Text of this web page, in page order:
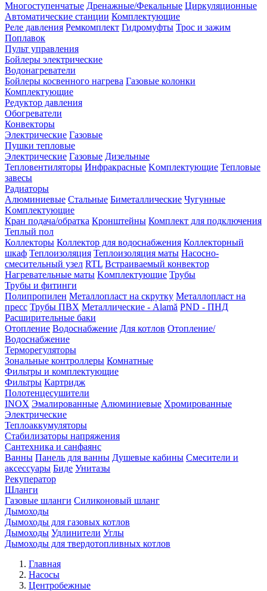
Многоступенчатые Дренажные/Фекальные Циркуляционные
Автоматические станции Комплектующие
Реле давления Ремкомплект Гидромуфты Трос и зажим
Поплавок
Пульт управления
Бойлеры электрические
Водонагреватели
Бойлеры косвенного нагрева Газовые колонки
Комплектующие
Редуктор давления
Обогреватели
Конвекторы
Электрические Газовые
Пушки тепловые
Электрические Газовые Дизельные
Тепловентиляторы Инфракрасные Kомплектующие Тепловые
завесы
Радиаторы
Алюминиевые Стальные Биметаллические Чугунные
Kомплектующие
Кран подача/обратка Кронштейны Комплект для подключения
Теплый пол
Коллекторы Коллектор для водоснабжения Коллекторный
шкаф Теплоизоляция Теплоизоляция маты Насосно-
смесительный узел RTL Встраиваемый конвектор
Нагревательные маты Kомплектующие Трубы
Трубы и фитинги
Полипропилен Металлопласт на скрутку Металлопласт на
пресс Трубы ПВХ Металлические - Alamă PND - ПНД
Расширительные баки
Отопление Водоснабжение Для котлов Отопление/
Водоснабжение
Терморегуляторы
Зональные контроллеры Комнатные
Фильтры и комплектующие
Фильтры Картридж
Полотенцесушители
INOX Эмалированные Алюминиевые Хромированные
Электрические
Теплоаккумуляторы
Стабилизаторы напряжения
Сантехника и санфаянс
Ванны Панель для ванны Душевые кабины Смесители и
аксессуары Биде Унитазы
Рекуператор
Шланги
Газовые шланги Силиконовый шланг
Дымоходы
Дымоходы для газовых котлов
Дымоходы Удлинители Углы
Дымоходы для твердотопливных котлов
Главная
Насосы
Центробежные